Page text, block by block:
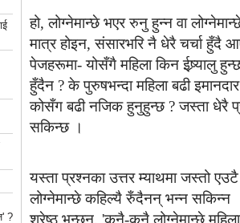
?
हो, लोग्नेमान्छे भएर रुनु हुन्न वा
मात्र होइन, संसारभरि नै धेरै चर्चा
पेजहरूमा- योसँगै महिला किन ईष्र्यालु
हुँदैन ? के पुरुषभन्दा महिला बढी
कोसँग बढी नजिक हुनुहुन्छ ? जस्ता धेरै
सकिन्छ ।
यस्ता प्रश्नका उत्तर म्याथमा जस्तो
लोग्नेमान्छे कहिल्यै रुँदैनन् भन्न सकिन्न
श्रेष्ठ भन्छन्, 'कुनै-कुनै लोग्नेमान्छे